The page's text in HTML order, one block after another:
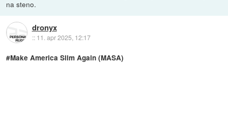
na steno.
dronyx
:: 11. apr 2025, 12:17
#Make America Slim Again (MASA)